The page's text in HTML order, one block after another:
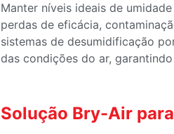
Manter níveis ideais de
perdas de eficácia,
sistemas de desumidificação
das condições do ar,
Solução Bry-Air